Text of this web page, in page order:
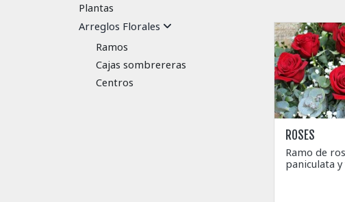
Plantas
Arreglos Florales
Ramos
Cajas sombrereras
Centros
ROSES
Ramo de
paniculata y